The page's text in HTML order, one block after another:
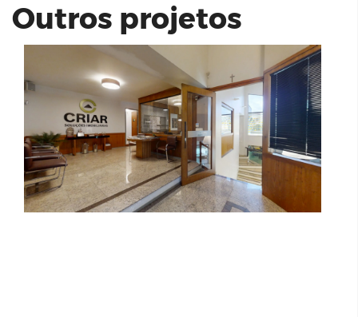
Outros projetos
Stand Living One